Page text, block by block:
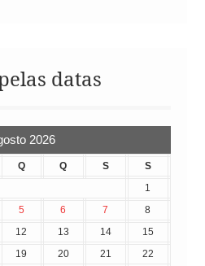
datas
2026
Q Q S
S
1
5 6 7
8
12 13 14
15
19 20 21
22